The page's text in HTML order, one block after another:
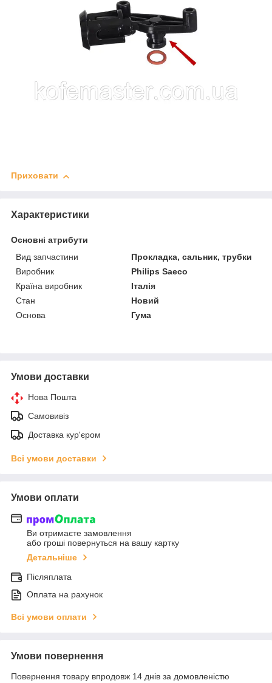
Приховати
Характеристики
Основні атрибути
Вид запчастини
Прокладка, сальник, трубки
Виробник
Philips Saeco
Країна виробник
Італія
Стан
Новий
Основа
Гума
Умови доставки
Нова Пошта
Самовивіз
Доставка кур'єром
Всі умови доставки
Умови оплати
Ви отримаєте замовлення
або гроші повернуться на вашу картку
Детальніше
Післяплата
Оплата на рахунок
Всі умови оплати
Умови повернення
Повернення товару впродовж 14 днів за домовленістю